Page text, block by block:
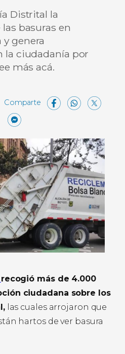
Distrital la
basuras en
genera
la ciudadanía por
más acá.
recogió más de 4.000
ciudadana sobre los
las cuales arrojaron que
hartos de ver basura